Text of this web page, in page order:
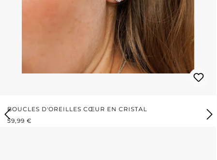
BOUCLES D'OREILLES CŒUR EN CRISTAL
PRIX RÉGULIER :
59,99 €